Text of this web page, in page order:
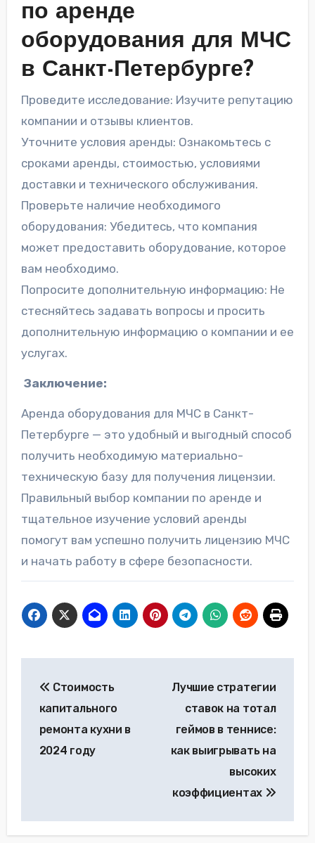
по аренде
оборудования для МЧС
в Санкт-Петербурге?
Проведите исследование: Изучите репутацию
компании и отзывы клиентов.
Уточните условия аренды: Ознакомьтесь с
сроками аренды, стоимостью, условиями
доставки и технического обслуживания.
Проверьте наличие необходимого
оборудования: Убедитесь, что компания
может предоставить оборудование, которое
вам необходимо.
Попросите дополнительную информацию: Не
стесняйтесь задавать вопросы и просить
дополнительную информацию о компании и ее
услугах.
Заключение:
Аренда оборудования для МЧС в Санкт-
Петербурге — это удобный и выгодный способ
получить необходимую материально-
техническую базу для получения лицензии.
Правильный выбор компании по аренде и
тщательное изучение условий аренды
помогут вам успешно получить лицензию МЧС
и начать работу в сфере безопасности.
по
записям
Стоимость
капитального
ремонта кухни в
2024 году
Лучшие стратегии
ставок на тотал
геймов в теннисе:
как выигрывать на
высоких
коэффициентах